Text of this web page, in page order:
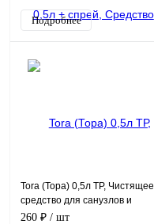
Подробнее
Tora (Тора) 0,5л ТР, Чистящее
средство для санузлов и
сантехники
260 ₽ / шт